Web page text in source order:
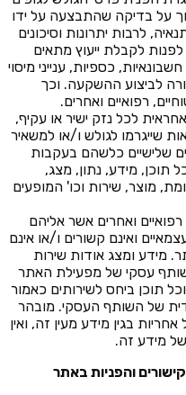
על בדיקה שהתבצעה על ידו
לרבות יתרונות וסיכונים
לקבלת ייעוץ מתאים
כספיות, ענייני מיסוי
לביצוע ההשקעה. וכך
רפואיים ואחרים.
לכל נזק ישיר או עקיף,
שייגרמו לגולש ו/או למשאיר
שלישיים כלשהם בעקבות
תוכן, מידע, נתון, מצג,
מוצר, שירות וכו' המופעים
רפואיים ואחרים אשר אליהם
ואינם קשורים ו/או אינם
מידע ומצג אודות שירות
עסקי של מפעילת האתר
תוכן ביחס לשירותים כאמור
של השותף העסקי. מובהר
בגין מידע מעין זה, ואין
מידע זה.
והפניות באתר